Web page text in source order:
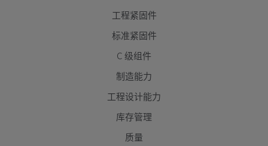
工程紧固件
标准紧固件
C 级组件
制造能力
工程设计能力
库存管理
质量